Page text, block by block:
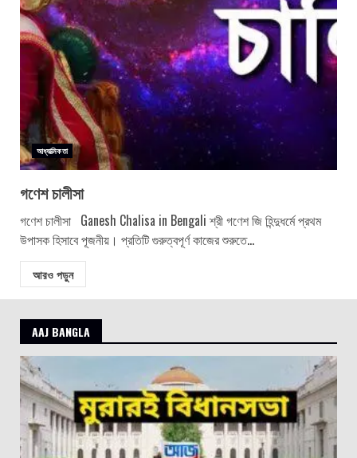
আধ্যাত্মিকতা
গণেশ চালীসা
গণেশ চালীসা Ganesh Chalisa in Bengali শ্রী গণেশ জি হিন্দুধর্মে প্রথম
উপাসক হিসাবে পূজনীয়। প্রতিটি গুরুত্বপূর্ণ কাজের শুরুতে...
আরও পড়ুন
AAJ BANGLA